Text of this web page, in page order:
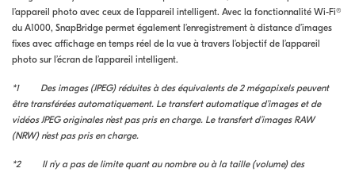
l’appareil photo avec ceux de l’appareil intelligent. Avec la fonctionnalité Wi-Fi®
du A1000, SnapBridge permet également l’enregistrement à distance d’images
fixes avec affichage en temps réel de la vue à travers l’objectif de l’appareil
photo sur l’écran de l’appareil intelligent.
*1 Des images (JPEG) réduites à des équivalents de 2 mégapixels peuvent
être transférées automatiquement. Le transfert automatique d’images et de
vidéos JPEG originales n’est pas pris en charge. Le transfert d’images RAW
(NRW) n’est pas pris en charge.
*2 Il n’y a pas de limite quant au nombre ou à la taille (volume) des